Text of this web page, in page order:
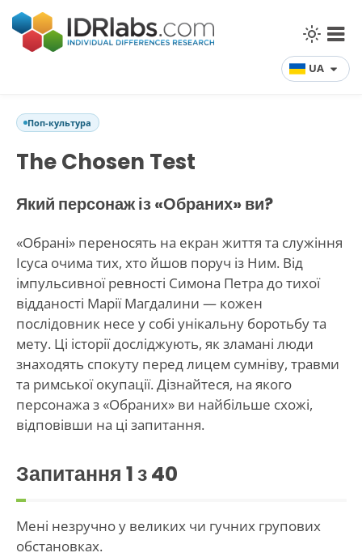
UA
Поп-культура
The Chosen Test
Який персонаж із «Обраних» ви?
«Обрані» переносять на екран життя та служіння
Ісуса очима тих, хто йшов поруч із Ним. Від
імпульсивної ревності Симона Петра до тихої
відданості Марії Магдалини — кожен
послідовник несе у собі унікальну боротьбу та
мету. Ці історії досліджують, як зламані люди
знаходять спокуту перед лицем сумніву, травми
та римської окупації. Дізнайтеся, на якого
персонажа з «Обраних» ви найбільше схожі,
відповівши на ці запитання.
Запитання 1з 40
Мені незручно у великих чи гучних групових
обстановках.